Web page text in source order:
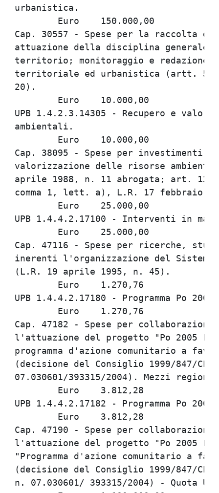
urbanistica.
Cap. 30557 - Spese per la raccolta
attuazione della disciplina generale
territorio; monitoraggio e
territoriale ed urbanistica (artt. 50
20).
UPB 1.4.2.3.14305 - Recupero e
ambientali.
Cap. 38095 - Spese per
valorizzazione delle risorse
aprile 1988, n. 11 abrogata; art.
comma 1, lett. a), L.R. 17 febbraio
UPB 1.4.4.2.17100 - Interventi in
Cap. 47116 - Spese per ricerche,
inerenti l'organizzazione del
(L.R. 19 aprile 1995, n. 45).
UPB 1.4.4.2.17180 - Programma Po 2005
Cap. 47182 - Spese per
l'attuazione del progetto "Po 2005
programma d'azione comunitario a
(decisione del Consiglio 1999/847/
07.030601/393315/2004). Mezzi
UPB 1.4.4.2.17182 - Programma Po
Cap. 47190 - Spese per
l'attuazione del progetto "Po 2005
"Programma d'azione comunitario a
(decisione del Consiglio 1999/847/CE
n. 07.030601/ 393315/2004) - Quota